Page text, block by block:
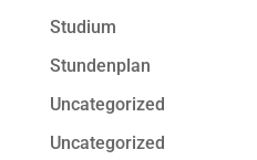
Studium
Stundenplan
Uncategorized
Uncategorized